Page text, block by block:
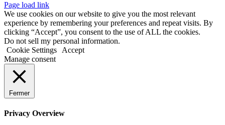
Page load link
We use cookies on our website to give you the most relevant
experience by remembering your preferences and repeat visits. By
clicking “Accept”, you consent to the use of ALL the cookies.
Do not sell my personal information.
Cookie Settings
Accept
Manage consent
Fermer
Privacy Overview